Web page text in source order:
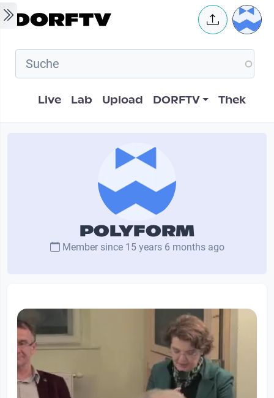
Skip to main content User
Hauptnavigation
Live Lab Upload DORFTV Thek
POLYFORM
Member since 15 years 6 months ago